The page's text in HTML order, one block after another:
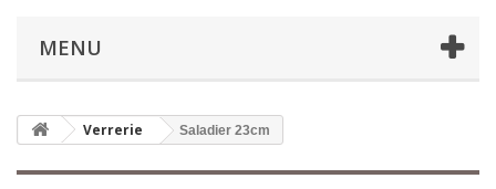
MENU
Verrerie Saladier 23cm